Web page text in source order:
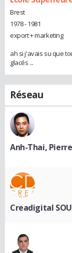
Brest
1978 - 1981
export + marketing
ah si j'avais su que
glacés ...
Réseau
Anh-Thai, Pierre
Creadigital